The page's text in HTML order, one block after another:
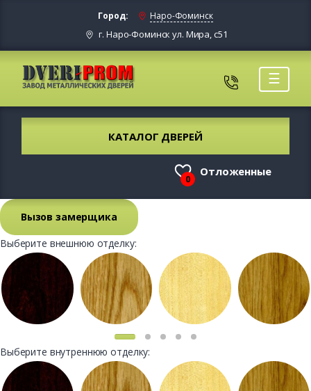
Город: Наро-Фоминск
г. Наро-Фоминск ул. Мира, с51
☰
КАТАЛОГ ДВЕРЕЙ
0
Отложенные
Вызов замерщика
Выберите внешнюю отделку:
Выберите внутреннюю отделку: